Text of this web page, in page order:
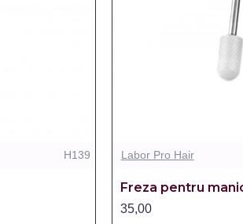
H139 Labor Pro Hair
Freza pentru
35,00